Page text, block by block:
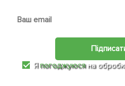
Япогоджуюся на